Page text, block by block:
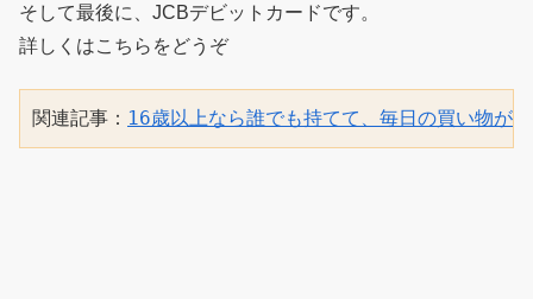
そして最後に、JCBデビットカードです。
詳しくはこちらをどうぞ
関連記事： 16歳以上なら誰でも持てて、毎日の買い物が